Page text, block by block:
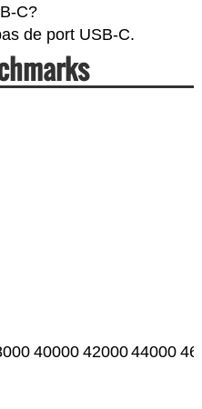
C?
de port USB-C.
40000 4200044000